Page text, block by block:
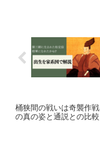
桶狭間の戦いは奇襲作
の真の姿と通説との比